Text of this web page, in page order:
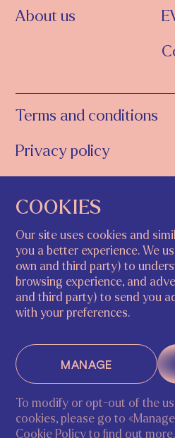
ASK A QUESTION
About us
Terms and conditions
Privacy policy
STUDY@ECA.ART
+39 320 245 0631
INSTAGRAM FACEBOOK
NETHERLANDS
1098GK, Amsterdam |
Chamber of commerce
69195307
COOKIES
Our site uses cookies and
you a better experience. We
own and third party) to
browsing experience, and
and third party) to send you
with your preferences.
MANAGE
To modify or opt-out of the
cookies, please go to
Cookie Policy to find out